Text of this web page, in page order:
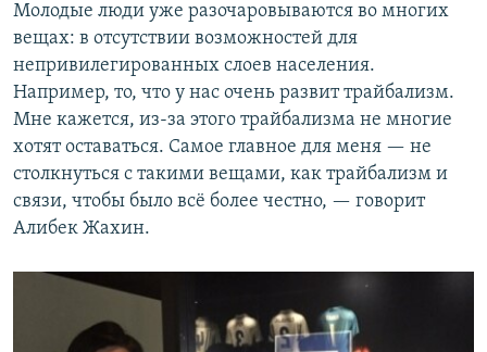
Молодые люди уже разочаровываются во многих
вещах: в отсутствии возможностей для
непривилегированных слоев населения.
Например, то, что у нас очень развит трайбализм.
Мне кажется, из-за этого трайбализма не многие
хотят оставаться. Самое главное для меня — не
столкнуться с такими вещами, как трайбализм и
связи, чтобы было всё более честно, — говорит
Алибек Жахин.